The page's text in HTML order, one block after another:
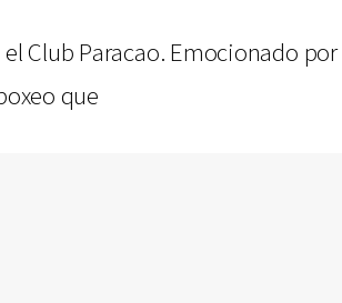
Club Paracao. Emocionado por
que